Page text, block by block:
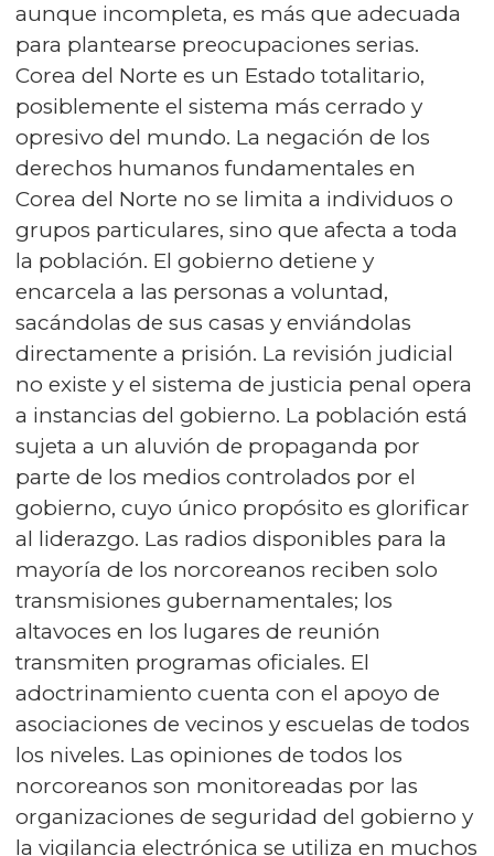
aunque incompleta, es más que adecuada
para plantearse preocupaciones serias.
Corea del Norte es un Estado totalitario,
posiblemente el sistema más cerrado y
opresivo del mundo. La negación de los
derechos humanos fundamentales en
Corea del Norte no se limita a individuos o
grupos particulares, sino que afecta a toda
la población. El gobierno detiene y
encarcela a las personas a voluntad,
sacándolas de sus casas y enviándolas
directamente a prisión. La revisión judicial
no existe y el sistema de justicia penal opera
a instancias del gobierno. La población está
sujeta a un aluvión de propaganda por
parte de los medios controlados por el
gobierno, cuyo único propósito es glorificar
al liderazgo. Las radios disponibles para la
mayoría de los norcoreanos reciben solo
transmisiones gubernamentales; los
altavoces en los lugares de reunión
transmiten programas oficiales. El
adoctrinamiento cuenta con el apoyo de
asociaciones de vecinos y escuelas de todos
los niveles. Las opiniones de todos los
norcoreanos son monitoreadas por las
organizaciones de seguridad del gobierno y
la vigilancia electrónica se utiliza en muchos